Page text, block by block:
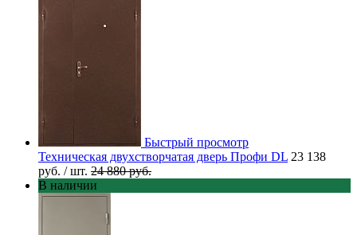
Быстрый просмотр
Техническая двухстворчатая дверь Профи DL 23 138
руб. / шт. 24 880 руб.
В наличии